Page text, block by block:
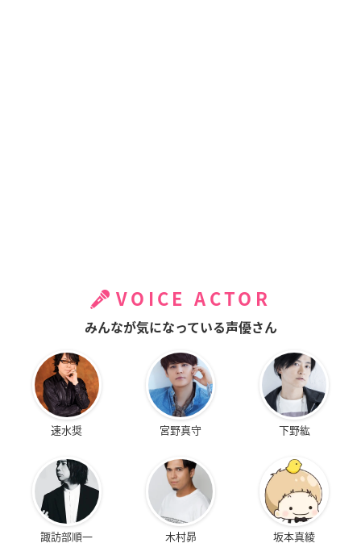
VOICE ACTOR
みんなが気になっている声優さん
速水奨 宮野真守 下野紘
諏訪部順一 木村昴 坂本真綾